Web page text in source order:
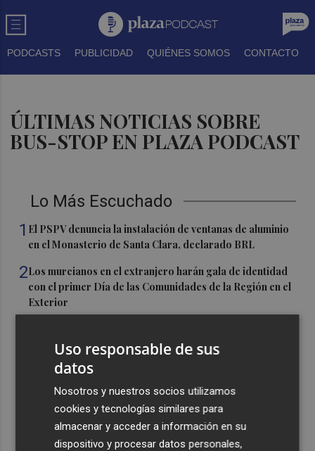
PODCASTS PUBLICIDAD QUIÉNES SOMOS CONTACTO
ÚLTIMAS NOTICIAS SOBRE
BUS-STOP EN PLAZA PODCAST
Lo Más Escuchado
1 El PSPV denuncia la instalación de ventanas de aluminio
en el Monasterio de Santa Clara, declarado BRL
2Los murcianos en el extranjero harán gala de identidad
con el primer Día de las Comunidades de la Región en el
Exterior
Abanilla se alía con Mempleo para facilitar la movilidad
de personas mayores y dependientes
Ceuta señala que al Gobierno le "consta" el llamamiento
por redes a una nueva entrada masiva el 15 de agosto
Uso responsable de sus
datos
Nosotros y nuestros socios utilizamos
cookies y tecnologías similares para
almacenar y acceder a información en su
dispositivo y procesar datos personales,